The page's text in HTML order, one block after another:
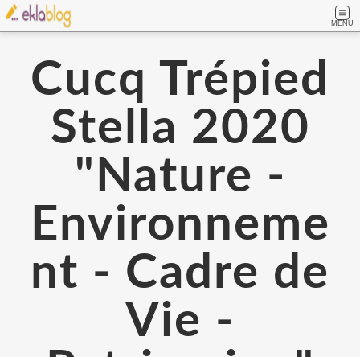
MENU
Cucq Trépied
Stella 2020
"Nature -
Environneme
nt - Cadre de
Vie -